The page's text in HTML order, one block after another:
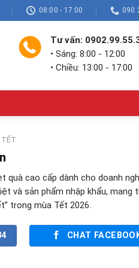
08:00 - 17:00
Tư vấn:
• Sáng: 8:00 - 12:00
• Chiều: 13:00 - 17:00
TẾT
quà cao cấp dành cho doanh
và sản phẩm nhập khẩu, mang
trong mùa Tết 2026.
CHAT